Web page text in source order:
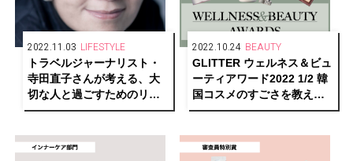
2022.11.03 LIFESTYLE
トラベルジャーナリスト・
寺田直子さんが考える、大
切な人と過ごすためのリュ
クスなお宿とは【GLITTER
1/2】
2022.10.24 BEAUTY
GLITTER ウェルネス＆ビュ
ーティアワード2022 1/2 韓
国コスメのすごさを教え
て！〜Why K-Beauty is so